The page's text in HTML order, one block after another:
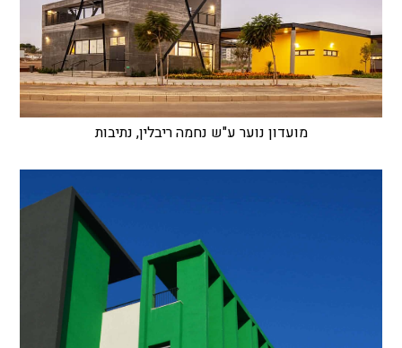
מועדון נוער ע"ש נחמה ריבלין, נתיבות